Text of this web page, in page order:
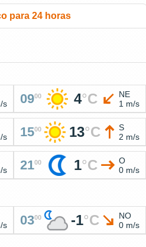
para 24 horas
s
0900 4°C
NE
1 m/s
s
1500 13°C
S
2 m/s
s
2100 1°C
O
0 m/s
s
0300 -1°C
NO
0 m/s